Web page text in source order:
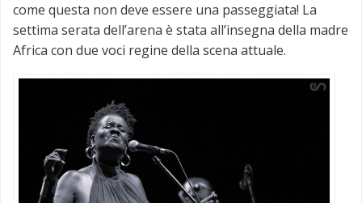
come questa non deve essere una passeggiata! La
settima serata dell’arena è stata all’insegna della madre
Africa con due voci regine della scena attuale.